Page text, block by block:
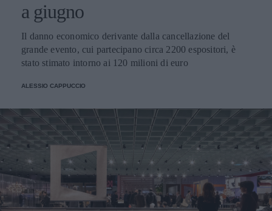
a giugno
Il danno economico derivante dalla cancellazione del
grande evento, cui partecipano circa 2200 espositori, è
stato stimato intorno ai 120 milioni di euro
ALESSIO CAPPUCCIO